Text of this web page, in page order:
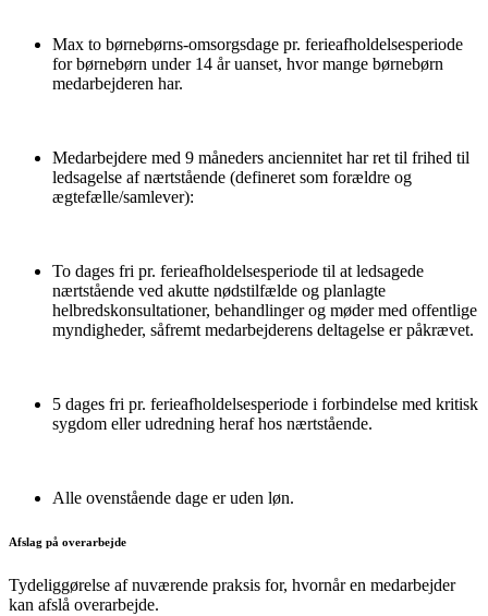
Max to børnebørns-omsorgsdage pr. ferieafholdelsesperiode
for børnebørn under 14 år uanset, hvor mange børnebørn
medarbejderen har.
Medarbejdere med 9 måneders anciennitet har ret til frihed til
ledsagelse af nærtstående (defineret som forældre og
ægtefælle/samlever):
To dages fri pr. ferieafholdelsesperiode til at ledsagede
nærtstående ved akutte nødstilfælde og planlagte
helbredskonsultationer, behandlinger og møder med offentlige
myndigheder, såfremt medarbejderens deltagelse er påkrævet.
5 dages fri pr. ferieafholdelsesperiode i forbindelse med kritisk
sygdom eller udredning heraf hos nærtstående.
Alle ovenstående dage er uden løn.
Afslag på overarbejde
Tydeliggørelse af nuværende praksis for, hvornår en medarbejder
kan afslå overarbejde.